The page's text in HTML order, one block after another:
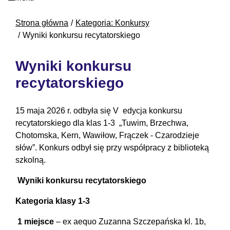
Strona główna
Kategoria: Konkursy
Wyniki konkursu recytatorskiego
Wyniki konkursu
recytatorskiego
15 maja 2026 r. odbyła się V edycja konkursu
recytatorskiego dla klas 1-3 „Tuwim, Brzechwa,
Chotomska, Kern, Wawiłow, Frączek - Czarodzieje
słów”. Konkurs odbył się przy współpracy z biblioteką
szkolną.
Wyniki konkursu recytatorskiego
Kategoria klasy 1-3
1 miejsce – ex aequo Zuzanna Szczepańska kl. 1b,